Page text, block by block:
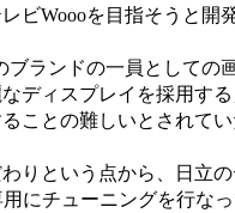
ビWoooを目指そうと開
ランドの一員としての
ディスプレイを採用す
ことの難しいとされて
という点から、日立の
にチューニングを行な